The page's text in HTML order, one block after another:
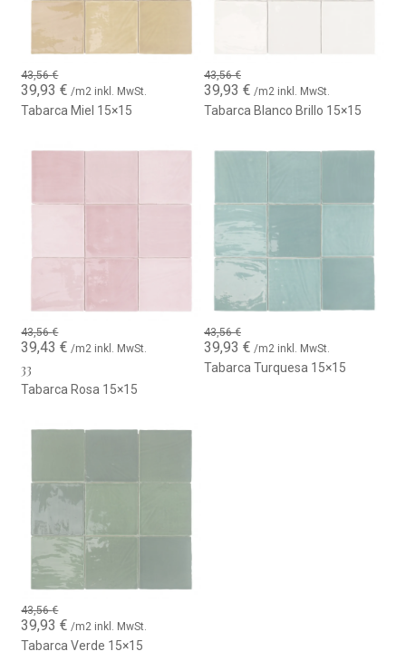
43,56€
Ursprünglicher
Preis
war:
39,93€ Aktueller
Preis
ist:
/m2 inkl. MwSt.
Tabarca Miel 15×15
43,56€
Ursprünglicher
Preis
war:
39,93 € Aktueller
Preis
ist:
/m2 inkl. MwSt.
Tabarca Blanco Brillo 15×15
43,56€
Ursprünglicher
Preis
war:
43,56 €
39,43€ Aktueller
Preis
39,43 €.
/m2 inkl. MwSt.
33
Tabarca Rosa 15×15
43,56€
Ursprünglicher
Preis
war:
39,93 € Aktueller
Preis
ist:
/m2 inkl. MwSt.
Tabarca Turquesa 15×15
43,56€
Ursprünglicher
Preis
war:
39,93€ Aktueller
Preis
ist:
/m2 inkl. MwSt.
Tabarca Verde 15×15